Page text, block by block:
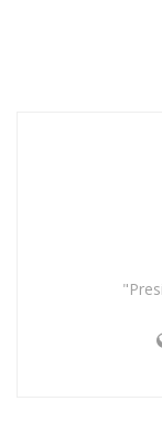
Ahuacatlán
Buena tarde